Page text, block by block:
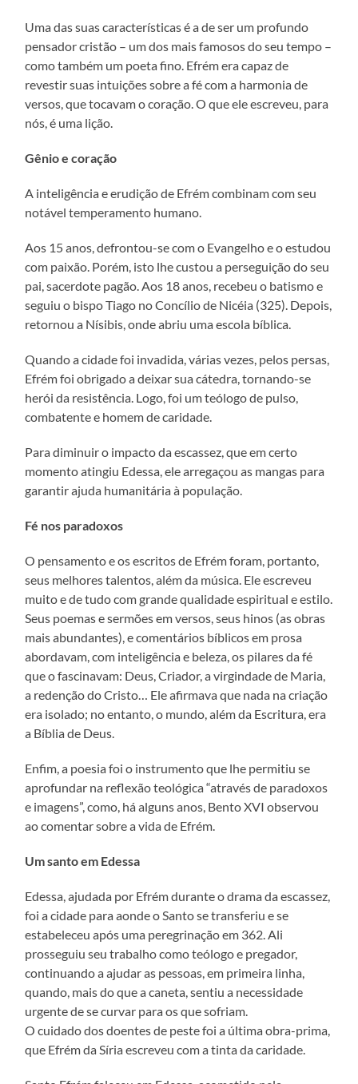
Uma das suas características é a de ser um profundo
pensador cristão – um dos mais famosos do seu tempo –
como também um poeta fino. Efrém era capaz de
revestir suas intuições sobre a fé com a harmonia de
versos, que tocavam o coração. O que ele escreveu, para
nós, é uma lição.
Gênio e coração
A inteligência e erudição de Efrém combinam com seu
notável temperamento humano.
Aos 15 anos, defrontou-se com o Evangelho e o estudou
com paixão. Porém, isto lhe custou a perseguição do seu
pai, sacerdote pagão. Aos 18 anos, recebeu o batismo e
seguiu o bispo Tiago no Concílio de Nicéia (325). Depois,
retornou a Nísibis, onde abriu uma escola bíblica.
Quando a cidade foi invadida, várias vezes, pelos persas,
Efrém foi obrigado a deixar sua cátedra, tornando-se
herói da resistência. Logo, foi um teólogo de pulso,
combatente e homem de caridade.
Para diminuir o impacto da escassez, que em certo
momento atingiu Edessa, ele arregaçou as mangas para
garantir ajuda humanitária à população.
Fé nos paradoxos
O pensamento e os escritos de Efrém foram, portanto,
seus melhores talentos, além da música. Ele escreveu
muito e de tudo com grande qualidade espiritual e estilo.
Seus poemas e sermões em versos, seus hinos (as obras
mais abundantes), e comentários bíblicos em prosa
abordavam, com inteligência e beleza, os pilares da fé
que o fascinavam: Deus, Criador, a virgindade de Maria,
a redenção do Cristo… Ele afirmava que nada na criação
era isolado; no entanto, o mundo, além da Escritura, era
a Bíblia de Deus.
Enfim, a poesia foi o instrumento que lhe permitiu se
aprofundar na reflexão teológica “através de paradoxos
e imagens”, como, há alguns anos, Bento XVI observou
ao comentar sobre a vida de Efrém.
Um santo em Edessa
Edessa, ajudada por Efrém durante o drama da escassez,
foi a cidade para aonde o Santo se transferiu e se
estabeleceu após uma peregrinação em 362. Ali
prosseguiu seu trabalho como teólogo e pregador,
continuando a ajudar as pessoas, em primeira linha,
quando, mais do que a caneta, sentiu a necessidade
urgente de se curvar para os que sofriam.
O cuidado dos doentes de peste foi a última obra-prima,
que Efrém da Síria escreveu com a tinta da caridade.